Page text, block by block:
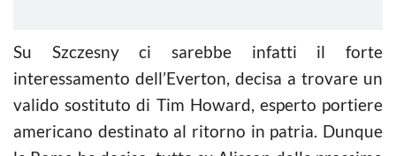
Su Szczesny ci sarebbe infatti il forte
interessamento dell’Everton, decisa a trovare un
valido sostituto di Tim Howard, esperto portiere
americano destinato al ritorno in patria. Dunque